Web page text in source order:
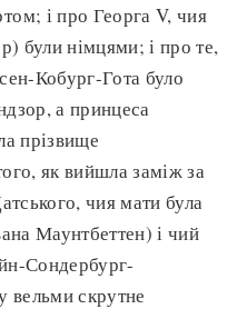
і про Георга V, чия
були німцями; і про те,
Кобург-Гота було
а принцеса
прізвище
як вийшла заміж за
чия мати була
Маунтбеттен) і чий
Сондербург-
вельми скрутне